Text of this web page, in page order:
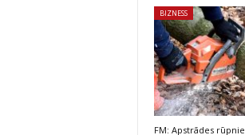
BIZNESS
FM: Apstrādes